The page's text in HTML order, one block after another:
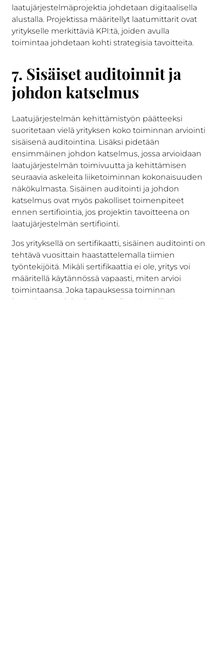
laatujärjestelmäprojektia johdetaan digitaalisella
alustalla. Projektissa määritellyt laatumittarit ovat
yritykselle merkittäviä KPI:tä, joiden avulla
toimintaa johdetaan kohti strategisia tavoitteita.
7. Sisäiset auditoinnit ja
johdon katselmus
Laatujärjestelmän kehittämistyön päätteeksi
suoritetaan vielä yrityksen koko toiminnan arviointi
sisäisenä auditointina. Lisäksi pidetään
ensimmäinen johdon katselmus, jossa arvioidaan
laatujärjestelmän toimivuutta ja kehittämisen
seuraavia askeleita liiketoiminnan kokonaisuuden
näkökulmasta. Sisäinen auditointi ja johdon
katselmus ovat myös pakolliset toimenpiteet
ennen sertifiointia, jos projektin tavoitteena on
laatujärjestelmän sertifiointi.
Jos yrityksellä on sertifikaatti, sisäinen auditointi on
tehtävä vuosittain haastattelemalla tiimien
työntekijöitä. Mikäli sertifikaattia ei ole, yritys voi
määritellä käytännössä vapaasti, miten arvioi
toimintaansa. Joka tapauksessa toiminnan
itsenäisen arvioinnin tulee olla säännöllistä. Kun